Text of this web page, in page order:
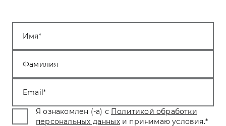
Имя
Фамилия
Email
Я ознакомлен (-а) с Политикой обработки
персональных данных и принимаю условия.*